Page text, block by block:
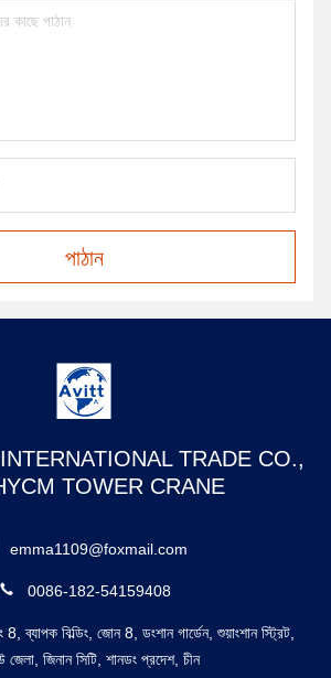
পাঠান
TRADE CO.,
TOWER CRANE
emma1109@foxmail.com
0086-182-54159408
ব্যাপক বিল্ডিং, জোন 8, ডংশান গার্ডেন, শুয়াংশান স্ট্রিট,
জেলা, জিনান সিটি, শানডং প্রদেশ, চীন